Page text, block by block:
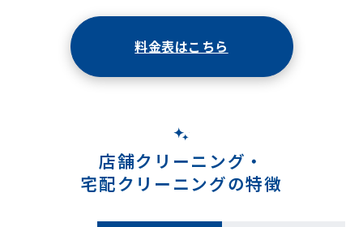
料金表はこちら
店舗クリーニング・
宅配クリーニングの特徴